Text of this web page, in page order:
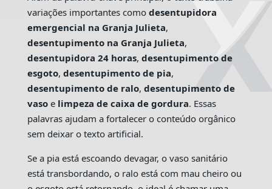
variações importantes como desentupidora
emergencial na Granja Julieta,
desentupimento na Granja Julieta,
desentupidora 24 horas, desentupimento de
esgoto, desentupimento de pia,
desentupimento de ralo, desentupimento de
vasoe limpeza de caixa de gordura. Essas
palavras ajudam a fortalecer o conteúdo orgânico
sem deixar o texto artificial.
Se a pia está escoando devagar, o vaso sanitário
está transbordando, o ralo está com mau cheiro ou